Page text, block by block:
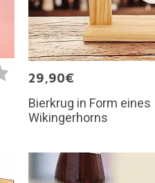
29,90€
Bierkrug in Form eines
Wikingerhorns